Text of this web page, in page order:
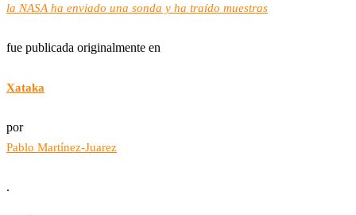
la NASA ha enviado una sonda y ha traído muestras
fue publicada originalmente en
Xataka
por
Pablo Martínez-Juarez
.